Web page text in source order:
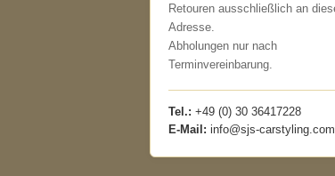
Retouren ausschließlich an
Adresse.
Abholungen nur nach
Terminvereinbarung.
Tel.: +49 (0) 30 36417228
E-Mail: info@sjs-carstyling.com